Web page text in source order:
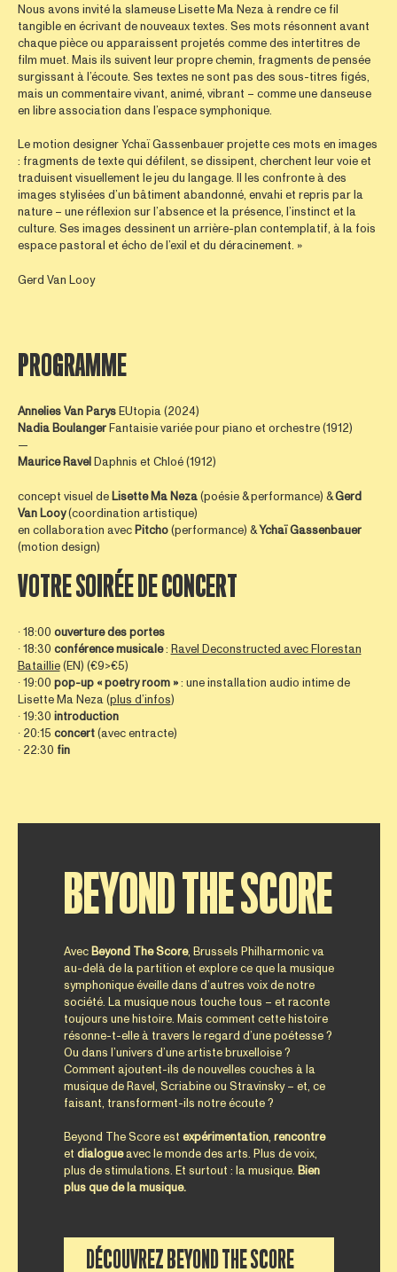
Nous avons invité la slameuse Lisette Ma Neza à rendre ce fil
tangible en écrivant de nouveaux textes. Ses mots résonnent avant
chaque pièce ou apparaissent projetés comme des intertitres de
film muet. Mais ils suivent leur propre chemin, fragments de pensée
surgissant à l’écoute. Ses textes ne sont pas des sous-titres figés,
mais un commentaire vivant, animé, vibrant – comme une danseuse
en libre association dans l’espace symphonique.
Le motion designer Ychaï Gassenbauer projette ces mots en images
: fragments de texte qui défilent, se dissipent, cherchent leur voie et
traduisent visuellement le jeu du langage. Il les confronte à des
images stylisées d’un bâtiment abandonné, envahi et repris par la
nature – une réflexion sur l’absence et la présence, l’instinct et la
culture. Ses images dessinent un arrière-plan contemplatif, à la fois
espace pastoral et écho de l’exil et du déracinement. »
Gerd Van Looy
PROGRAMME
Annelies Van ParysEUtopia (2024)
Nadia BoulangerFantaisie variée pour piano et orchestre (1912)
—
Maurice RavelDaphnis et Chloé (1912)
concept visuel de Lisette Ma Neza(poésie & performance) &Gerd
Van Looy(coordination artistique)
en collaboration avec Pitcho(performance) &Ychaï Gassenbauer
(motion design)
VOTRE SOIRÉE DE CONCERT
∙ 18:00 ouverture des portes
∙ 18:30 conférence musicale: Ravel Deconstructed avec Florestan
Bataillie(EN) (€9>€5)
∙ 19:00 pop-up « poetry room »: une installation audio intime de
Lisette Ma Neza (plus d’infos)
∙ 19:30 introduction
∙ 20:15 concert(avec entracte)
∙ 22:30 fin
BEYOND THE SCORE
Avec Beyond TheScore, Brussels Philharmonic va
au-delà de la partition et explore ce que la musique
symphonique éveille dans d’autres voix de notre
société. La musique nous touche tous – et raconte
toujours une histoire. Mais comment cette histoire
résonne-t-elle à travers le regard d’une poétesse ?
Ou dans l’univers d’une artiste bruxelloise ?
Comment ajoutent-ils de nouvelles couches à la
musique de Ravel, Scriabine ou Stravinsky – et, ce
faisant, transforment-ils notre écoute ?
Beyond The Score est expérimentation, rencontre
et dialogueavec le monde des arts. Plus de voix,
plus de stimulations. Et surtout : la musique. Bien
plus que de la musique.
DÉCOUVREZ BEYOND THE SCORE